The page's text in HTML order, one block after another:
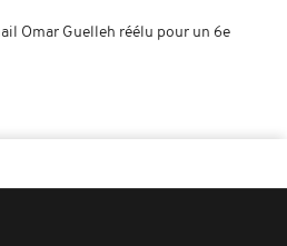
Omar Guelleh réélu pour un 6e